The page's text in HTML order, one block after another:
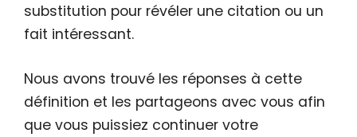
substitution pour révéler une citation ou un
fait intéressant.
Nous avons trouvé les réponses à cette
définition et les partageons avec vous afin
que vous puissiez continuer votre